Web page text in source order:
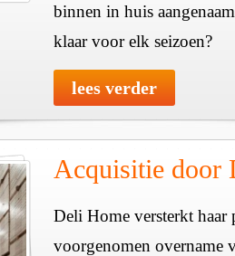
binnen in huis
klaar voor elk seizoen?
lees verder
Acquisitie door
Deli Home versterkt haar
voorgenomen overname